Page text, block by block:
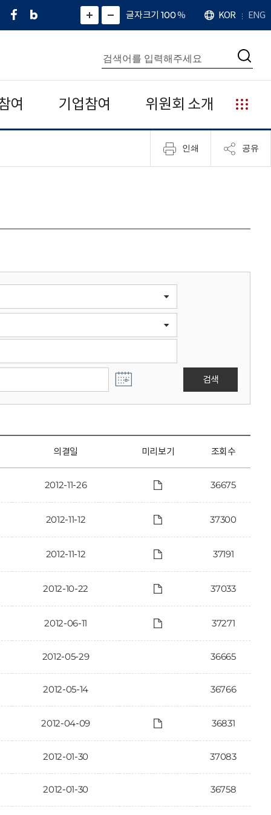
페
네
그
)
화
면
면
소
확
대
치
글자크기 100%
언
어
KOR ENG
통
합
검
색
검
여 기업참여 위원회 소개
누
리
집
안
인쇄 공유
검색
의결일 미리보기 조회수
2012-11-26 36675
2012-11-12 37300
2012-11-12 37191
2012-10-22 37033
2012-06-11 37271
2012-05-29 36665
2012-05-14 36766
2012-04-09 36831
2012-01-30 37083
2012-01-30 36758